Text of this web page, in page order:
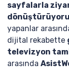
sayfalarla
yapanlar
dijital rekabette
televizyon
arasında